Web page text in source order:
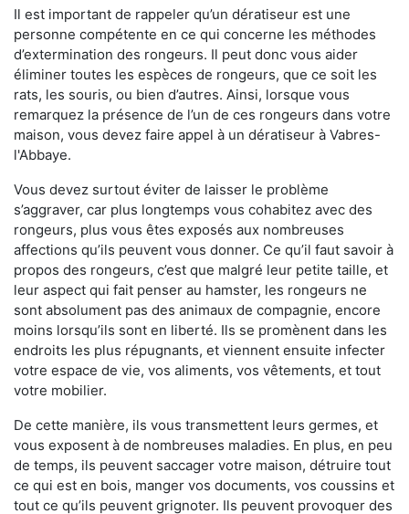
Il est important de rappeler qu’un dératiseur est une
personne compétente en ce qui concerne les méthodes
d’extermination des rongeurs. Il peut donc vous aider
éliminer toutes les espèces de rongeurs, que ce soit les
rats, les souris, ou bien d’autres. Ainsi, lorsque vous
remarquez la présence de l’un de ces rongeurs dans votre
maison, vous devez faire appel à un dératiseur à Vabres-
l'Abbaye.
Vous devez surtout éviter de laisser le problème
s’aggraver, car plus longtemps vous cohabitez avec des
rongeurs, plus vous êtes exposés aux nombreuses
affections qu’ils peuvent vous donner. Ce qu’il faut savoir à
propos des rongeurs, c’est que malgré leur petite taille, et
leur aspect qui fait penser au hamster, les rongeurs ne
sont absolument pas des animaux de compagnie, encore
moins lorsqu’ils sont en liberté. Ils se promènent dans les
endroits les plus répugnants, et viennent ensuite infecter
votre espace de vie, vos aliments, vos vêtements, et tout
votre mobilier.
De cette manière, ils vous transmettent leurs germes, et
vous exposent à de nombreuses maladies. En plus, en peu
de temps, ils peuvent saccager votre maison, détruire tout
ce qui est en bois, manger vos documents, vos coussins et
tout ce qu’ils peuvent grignoter. Ils peuvent provoquer des